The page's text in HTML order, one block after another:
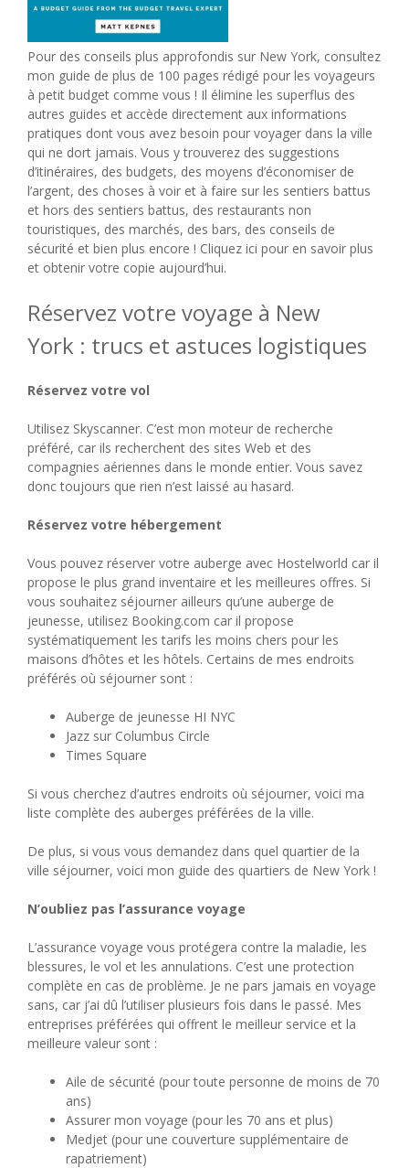
Pour des conseils plus approfondis sur New York, consultez
mon guide de plus de 100 pages rédigé pour les voyageurs
à petit budget comme vous ! Il élimine les superflus des
autres guides et accède directement aux informations
pratiques dont vous avez besoin pour voyager dans la ville
qui ne dort jamais. Vous y trouverez des suggestions
d’itinéraires, des budgets, des moyens d’économiser de
l’argent, des choses à voir et à faire sur les sentiers battus
et hors des sentiers battus, des restaurants non
touristiques, des marchés, des bars, des conseils de
sécurité et bien plus encore ! Cliquez ici pour en savoir plus
et obtenir votre copie aujourd’hui.
Réservez votre voyage à New
York : trucs et astuces logistiques
Réservez votre vol
Utilisez Skyscanner. C’est mon moteur de recherche
préféré, car ils recherchent des sites Web et des
compagnies aériennes dans le monde entier. Vous savez
donc toujours que rien n’est laissé au hasard.
Réservez votre hébergement
Vous pouvez réserver votre auberge avec Hostelworld car il
propose le plus grand inventaire et les meilleures offres. Si
vous souhaitez séjourner ailleurs qu’une auberge de
jeunesse, utilisez Booking.com car il propose
systématiquement les tarifs les moins chers pour les
maisons d’hôtes et les hôtels. Certains de mes endroits
préférés où séjourner sont :
Auberge de jeunesse HI NYC
Jazz sur Columbus Circle
Times Square
Si vous cherchez d’autres endroits où séjourner, voici ma
liste complète des auberges préférées de la ville.
De plus, si vous vous demandez dans quel quartier de la
ville séjourner, voici mon guide des quartiers de New York !
N’oubliez pas l’assurance voyage
L’assurance voyage vous protégera contre la maladie, les
blessures, le vol et les annulations. C’est une protection
complète en cas de problème. Je ne pars jamais en voyage
sans, car j’ai dû l’utiliser plusieurs fois dans le passé. Mes
entreprises préférées qui offrent le meilleur service et la
meilleure valeur sont :
Aile de sécurité (pour toute personne de moins de 70
ans)
Assurer mon voyage (pour les 70 ans et plus)
Medjet (pour une couverture supplémentaire de
rapatriement)